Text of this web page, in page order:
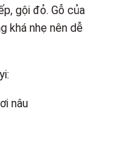
gội đỏ. Gỗ của
khá nhẹ nên dễ
nâu